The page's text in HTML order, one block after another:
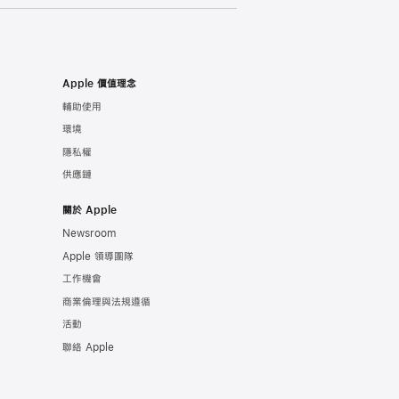
Apple 價值理念
輔助使用
環境
隱私權
供應鏈
關於 Apple
Newsroom
Apple 領導團隊
工作機會
商業倫理與法規遵循
活動
聯絡 Apple